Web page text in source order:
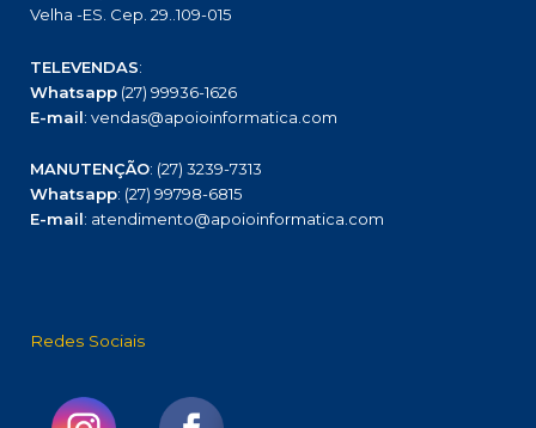
Velha -ES. Cep. 29..109-015
TELEVENDAS:
Whatsapp (27) 99936-1626
E-mail: vendas@apoioinformatica.com
MANUTENÇÃO: (27) 3239-7313
Whatsapp: (27) 99798-6815
E-mail: atendimento@apoioinformatica.com
Redes Sociais